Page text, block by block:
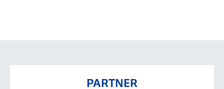
PARTNER